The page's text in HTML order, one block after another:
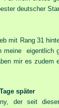
deutscher
mit Rang 31
meine eigentlich
mir es zudem
später
der seit